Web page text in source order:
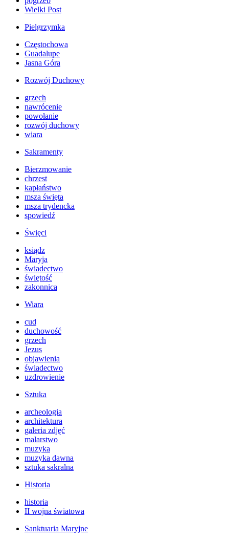
Wielki Post
Pielgrzymka
Częstochowa
Guadalupe
Jasna Góra
Rozwój Duchowy
grzech
nawrócenie
powołanie
rozwój duchowy
wiara
Sakramenty
Bierzmowanie
chrzest
kapłaństwo
msza święta
msza trydencka
spowiedź
Święci
ksiądz
Maryja
świadectwo
świętość
zakonnica
Wiara
cud
duchowość
grzech
Jezus
objawienia
świadectwo
uzdrowienie
Sztuka
archeologia
architektura
galeria zdjęć
malarstwo
muzyka
muzyka dawna
sztuka sakralna
Historia
historia
II wojna światowa
Sanktuaria Maryjne